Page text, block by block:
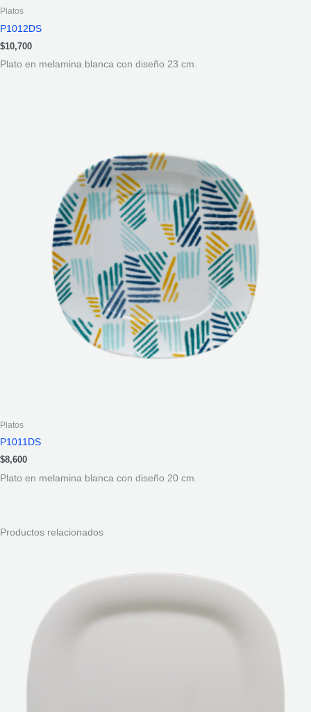
Platos
P1012DS
$10,700
Plato en melamina blanca con diseño 23 cm.
Platos
P1011DS
$8,600
Plato en melamina blanca con diseño 20 cm.
Productos relacionados